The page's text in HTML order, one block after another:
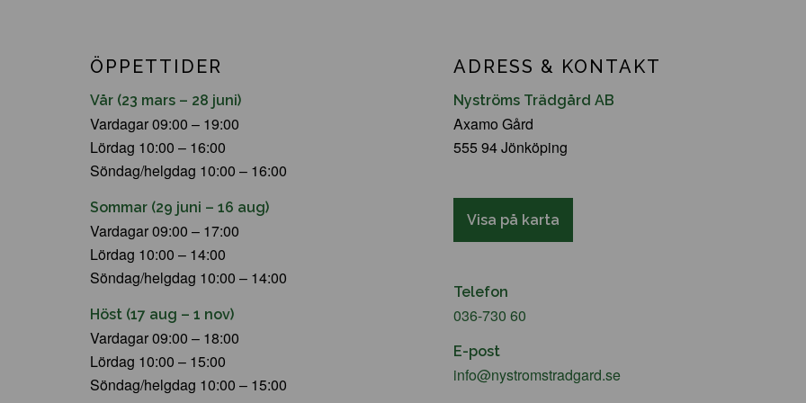
ÖPPETTIDER
Vår (23 mars – 28 juni)
Vardagar 09:00 – 19:00
Lördag 10:00 – 16:00
Söndag/helgdag 10:00 – 16:00
Sommar (29 juni – 16 aug)
Vardagar 09:00 – 17:00
Lördag 10:00 – 14:00
Söndag/helgdag 10:00 – 14:00
Höst (17 aug – 1 nov)
Vardagar 09:00 – 18:00
Lördag 10:00 – 15:00
Söndag/helgdag 10:00 – 15:00
ADRESS & KONTAKT
Nyströms Trädgård AB
Axamo Gård
555 94 Jönköping
Visa på karta
Telefon
036-730 60
E-post
info@nystromstradgard.se